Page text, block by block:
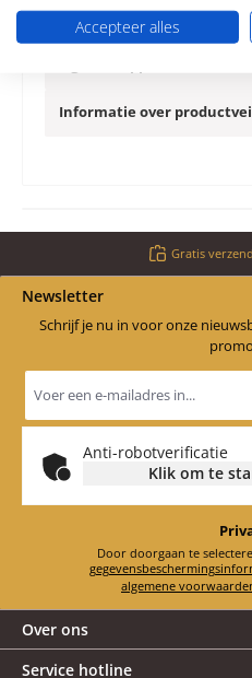
Kerngegevens: b…
Informatie over
Gratis
Newsletter
Schrijf je nu in voor onze
mailadres
Anti-robotverificatie
Klik om te
algemene
Over ons
Service hotline
Accepteer alles